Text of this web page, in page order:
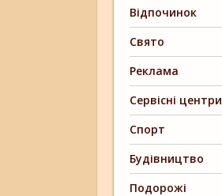
Відпочинок
Свято
Реклама
Сервісні центри
Спорт
Будівництво
Подорожі